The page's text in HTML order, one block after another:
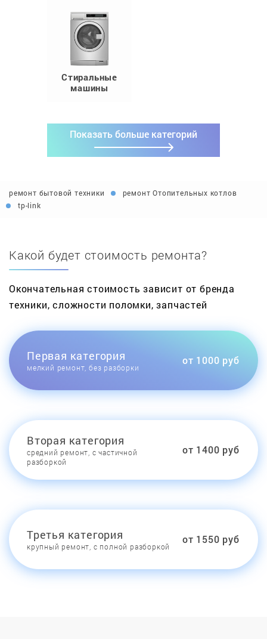
Стиральные
машины
Показать больше категорий
ремонт бытовой техники
ремонт Отопительных котлов
tp-link
Какой будет стоимость ремонта?
Окончательная стоимость зависит от бренда
техники, сложности поломки, запчастей
Первая категория
мелкий ремонт, без разборки
от 1000 руб
Вторая категория
средний ремонт, с частичной
разборкой
от 1400 руб
Третья категория
крупный ремонт, с полной разборкой
от 1550 руб